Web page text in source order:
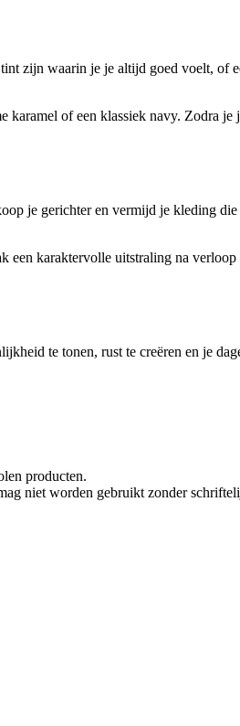
zijn waarin je je altijd goed voelt, of
karamel of een klassiek navy. Zodra
je gerichter en vermijd je kleding
karaktervolle uitstraling na
te tonen, rust te creëren en je
producten.
niet worden gebruikt zonder